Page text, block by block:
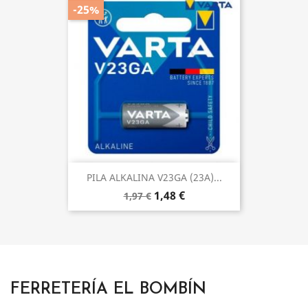
PILA ALKALINA V23GA (23A)...
1,97 € 1,48 €
-25%
FERRETERÍA EL BOMBÍN